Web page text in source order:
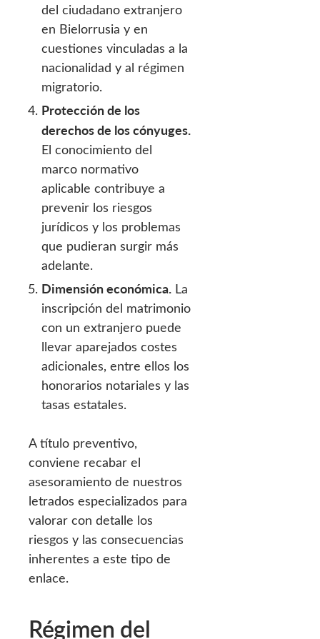
del ciudadano extranjero
en Bielorrusia y en
cuestiones vinculadas a la
nacionalidad y al régimen
migratorio.
Protección de los
derechos de los cónyuges.
El conocimiento del
marco normativo
aplicable contribuye a
prevenir los riesgos
jurídicos y los problemas
que pudieran surgir más
adelante.
Dimensión económica. La
inscripción del matrimonio
con un extranjero puede
llevar aparejados costes
adicionales, entre ellos los
honorarios notariales y las
tasas estatales.
A título preventivo,
conviene recabar el
asesoramiento de nuestros
letrados especializados para
valorar con detalle los
riesgos y las consecuencias
inherentes a este tipo de
enlace.
Régimen del